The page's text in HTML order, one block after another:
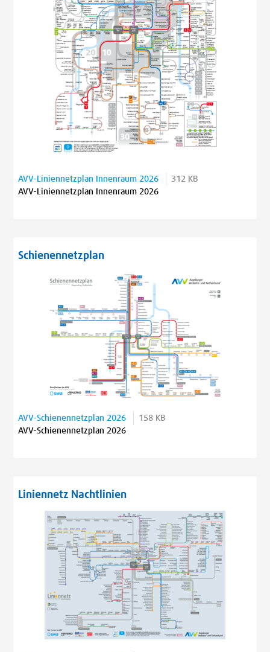
AVV-Liniennetzplan Innenraum 2026
312 KB
AVV-Liniennetzplan Innenraum 2026
Schienennetzplan
AVV-Schienennetzplan 2026
158 KB
AVV-Schienennetzplan 2026
Liniennetz Nachtlinien